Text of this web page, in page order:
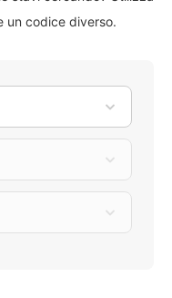
un codice diverso.